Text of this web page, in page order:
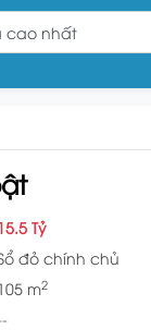
15.5 Tỷ
đỏ chính chủ
105 m2